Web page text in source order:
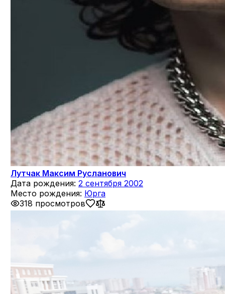
Лутчак Максим Русланович
Дата рождения: 2 сентября 2002
Место рождения: Юрга
318 просмотров